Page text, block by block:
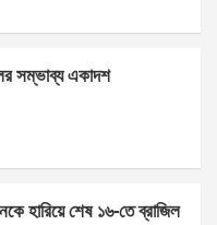
সম্ভাব্য একাদশ
হারিয়ে শেষ ১৬-তে ব্রাজিল